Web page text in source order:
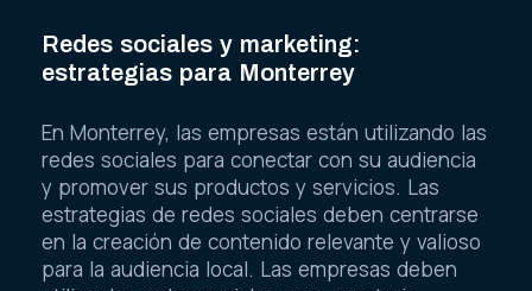
Redes sociales y marketing:
estrategias para Monterrey
En Monterrey, las empresas están utilizando las
redes sociales para conectar con su audiencia
y promover sus productos y servicios. Las
estrategias de redes sociales deben centrarse
en la creación de contenido relevante y valioso
para la audiencia local. Las empresas deben